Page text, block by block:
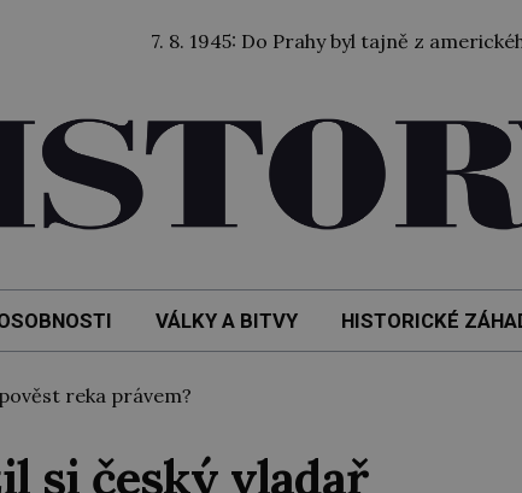
7. 8. 1945: Do Prahy byl tajně z amerického
VÁLKY A BITVY HISTORICKÉ
reka právem?
si český vladař